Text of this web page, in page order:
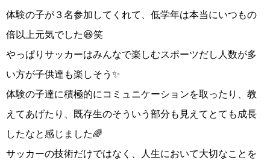
体験の子が３名参加してくれて、低学年は本当にいつもの
倍以上元気でした😆笑
やっぱりサッカーはみんなで楽しむスポーツだし人数が多
い方が子供達も楽しそう✨
体験の子達に積極的にコミュニケーションを取ったり、教
えてあげたり、既存生のそういう部分も見えてとても成長
したなと感じました🌈
サッカーの技術だけではなく、人生において大切なことを